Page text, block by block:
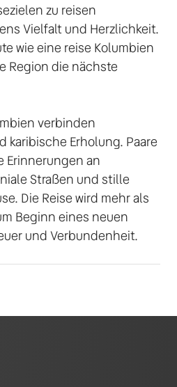
zu reisen
Vielfalt und Herzlichkeit.
wie eine reise Kolumbien
Region die nächste
verbinden
karibische Erholung. Paare
Erinnerungen an
Straßen und stille
Die Reise wird mehr als
Beginn eines neuen
und Verbundenheit.